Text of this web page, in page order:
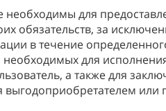
для
обязательств, за
в течение
для
а также для
или